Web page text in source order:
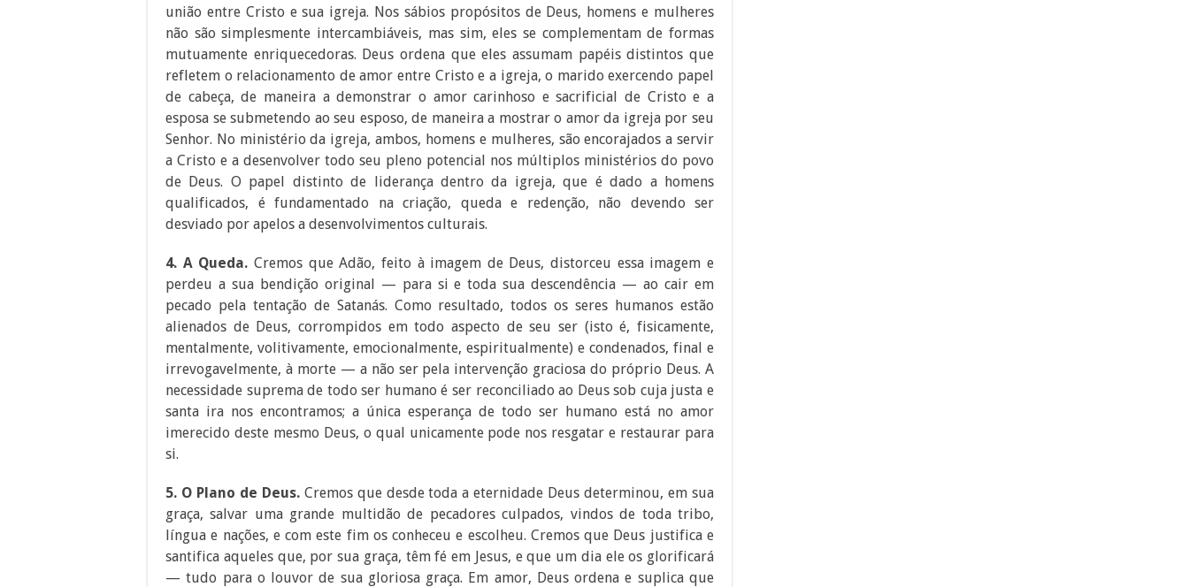
união entre Cristo e sua igreja. Nos sábios propósitos de Deus, homens e mulheres
não são simplesmente intercambiáveis, mas sim, eles se complementam de formas
mutuamente enriquecedoras. Deus ordena que eles assumam papéis distintos que
refletem o relacionamento de amor entre Cristo e a igreja, o marido exercendo papel
de cabeça, de maneira a demonstrar o amor carinhoso e sacrificial de Cristo e a
esposa se submetendo ao seu esposo, de maneira a mostrar o amor da igreja por seu
Senhor. No ministério da igreja, ambos, homens e mulheres, são encorajados a servir
a Cristo e a desenvolver todo seu pleno potencial nos múltiplos ministérios do povo
de Deus. O papel distinto de liderança dentro da igreja, que é dado a homens
qualificados, é fundamentado na criação, queda e redenção, não devendo ser
desviado por apelos a desenvolvimentos culturais.
4. A Queda. Cremos que Adão, feito à imagem de Deus, distorceu essa imagem e
perdeu a sua bendição original — para si e toda sua descendência — ao cair em
pecado pela tentação de Satanás. Como resultado, todos os seres humanos estão
alienados de Deus, corrompidos em todo aspecto de seu ser (isto é, fisicamente,
mentalmente, volitivamente, emocionalmente, espiritualmente) e condenados, final e
irrevogavelmente, à morte — a não ser pela intervenção graciosa do próprio Deus. A
necessidade suprema de todo ser humano é ser reconciliado ao Deus sob cuja justa e
santa ira nos encontramos; a única esperança de todo ser humano está no amor
imerecido deste mesmo Deus, o qual unicamente pode nos resgatar e restaurar para
si.
5. O Plano de Deus. Cremos que desde toda a eternidade Deus determinou, em sua
graça, salvar uma grande multidão de pecadores culpados, vindos de toda tribo,
língua e nações, e com este fim os conheceu e escolheu. Cremos que Deus justifica e
santifica aqueles que, por sua graça, têm fé em Jesus, e que um dia ele os glorificará
— tudo para o louvor de sua gloriosa graça. Em amor, Deus ordena e suplica que